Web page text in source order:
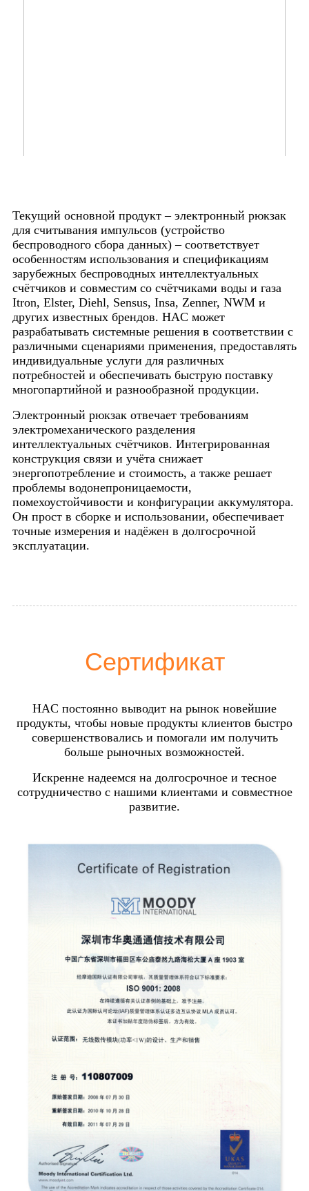
Текущий основной продукт – электронный рюкзак
для считывания импульсов (устройство
беспроводного сбора данных) – соответствует
особенностям использования и спецификациям
зарубежных беспроводных интеллектуальных
счётчиков и совместим со счётчиками воды и газа
Itron, Elster, Diehl, Sensus, Insa, Zenner, NWM и
других известных брендов. HAC может
разрабатывать системные решения в соответствии с
различными сценариями применения, предоставлять
индивидуальные услуги для различных
потребностей и обеспечивать быструю поставку
многопартийной и разнообразной продукции.
Электронный рюкзак отвечает требованиям
электромеханического разделения
интеллектуальных счётчиков. Интегрированная
конструкция связи и учёта снижает
энергопотребление и стоимость, а также решает
проблемы водонепроницаемости,
помехоустойчивости и конфигурации аккумулятора.
Он прост в сборке и использовании, обеспечивает
точные измерения и надёжен в долгосрочной
эксплуатации.
Сертификат
HAC постоянно выводит на рынок новейшие
продукты, чтобы новые продукты клиентов быстро
совершенствовались и помогали им получить
больше рыночных возможностей.
Искренне надеемся на долгосрочное и тесное
сотрудничество с нашими клиентами и совместное
развитие.